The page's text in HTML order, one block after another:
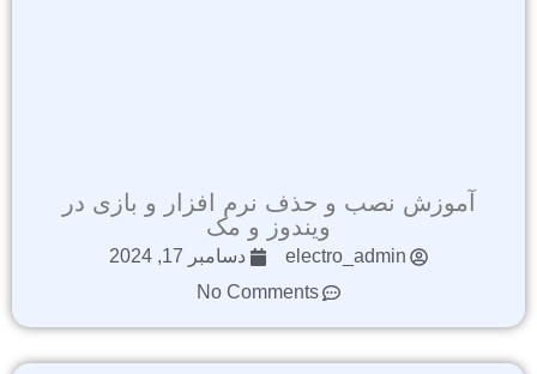
آموزش نصب و حذف نرم افزار و بازی در
ویندوز و مک
electro_admin
دسامبر 17, 2024
No Comments